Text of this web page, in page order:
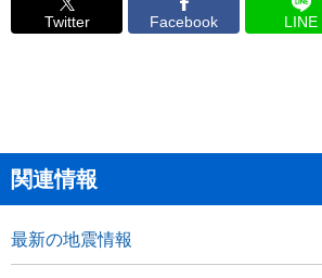
Twitter Facebook LINE
関連情報
最新の地震情報